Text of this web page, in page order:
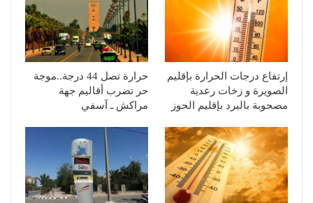
إرتفاع درجات الحرارة بإقليم
الصويرة و زخات رعدية
مصحوبة بالبرد بإقليم الحوز
حرارة تصل 44 درجة..موجة
حر تضرب أقاليم جهة
مراكش ـ آسفي